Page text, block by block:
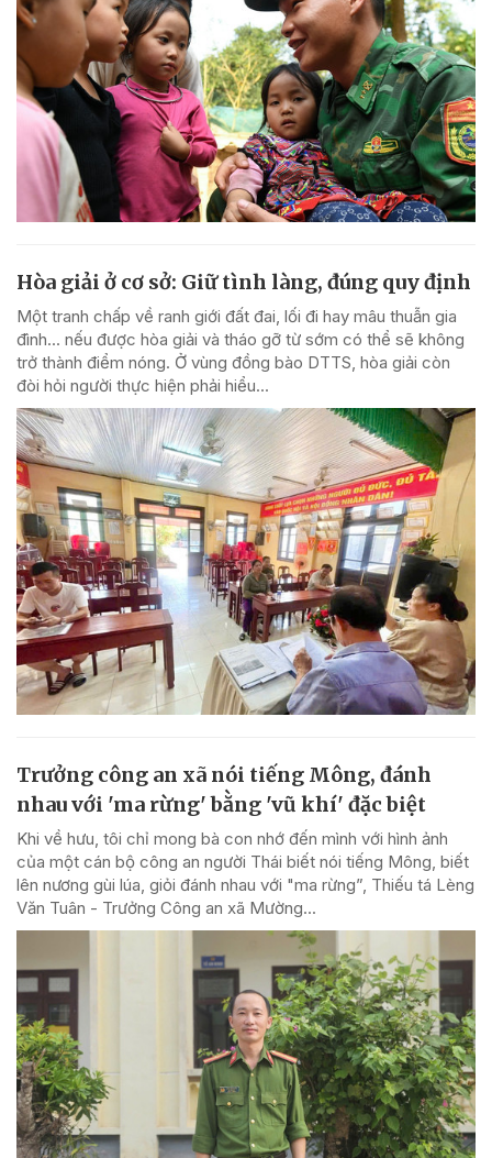
Hòa giải ở cơ sở: Giữ tình làng, đúng quy định
Một tranh chấp về ranh giới đất đai, lối đi hay mâu thuẫn gia
đình... nếu được hòa giải và tháo gỡ từ sớm có thể sẽ không
trở thành điểm nóng. Ở vùng đồng bào DTTS, hòa giải còn
đòi hỏi người thực hiện phải hiểu...
Trưởng công an xã nói tiếng Mông, đánh
nhau với 'ma rừng' bằng 'vũ khí' đặc biệt
Khi về hưu, tôi chỉ mong bà con nhớ đến mình với hình ảnh
của một cán bộ công an người Thái biết nói tiếng Mông, biết
lên nương gùi lúa, giỏi đánh nhau với "ma rừng”, Thiếu tá Lèng
Văn Tuân - Trưởng Công an xã Mường...